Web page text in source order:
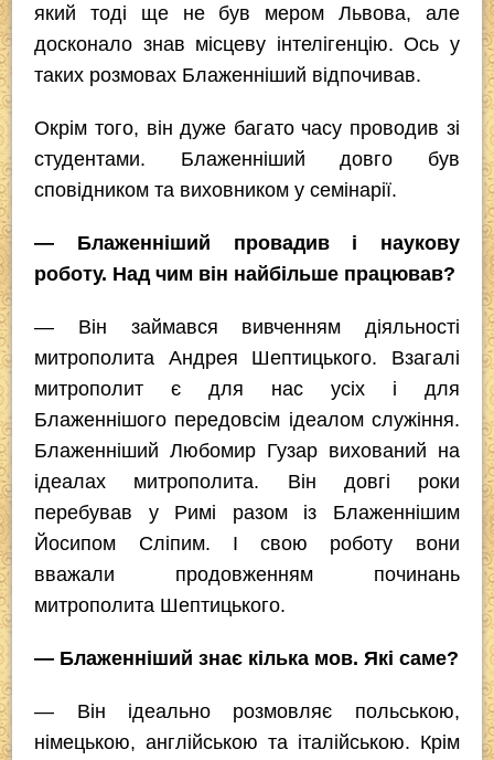
який тоді ще не був мером Львова, але
досконало знав місцеву інтелігенцію. Ось у
таких розмовах Блаженніший відпочивав.
Окрім того, він дуже багато часу проводив зі
студентами. Блаженніший довго був
сповідником та виховником у семінарії.
— Блаженніший провадив і наукову
роботу. Над чим він найбільше працював?
— Він займався вивченням діяльності
митрополита Андрея Шептицького. Взагалі
митрополит є для нас усіх і для
Блаженнішого передовсім ідеалом служіння.
Блаженніший Любомир Гузар вихований на
ідеалах митрополита. Він довгі роки
перебував у Римі разом iз Блаженнішим
Йосипом Сліпим. І свою роботу вони
вважали продовженням починань
митрополита Шептицького.
— Блаженніший знає кілька мов. Які саме?
— Він ідеально розмовляє польською,
німецькою, англійською та італійською. Крім